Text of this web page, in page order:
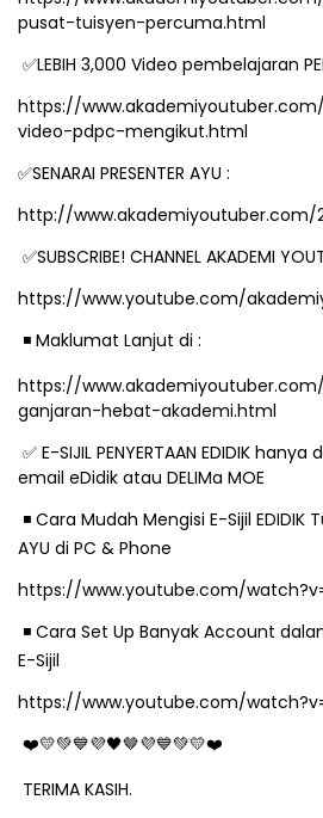
pusat-tuisyen-percuma.html
✅LEBIH 3,000 Video pembelajaran
https://
video-pdpc-mengikut.html
✅SENARAI PRESENTER AYU :
http://
✅SUBSCRIBE! CHANNEL AKADEMI
https://www.youtube.com/
◾ ️ Maklumat Lanjut di :
https://
ganjaran-hebat-akademi.html
✅ E-SIJIL PENYERTAAN EDIDIK
email eDidik atau DELIMa MOE
◾ Cara Mudah Mengisi E-Sijil
AYU di PC & Phone
https://www.youtube.com/
◾ Cara Set Up Banyak Account
E-Sijil
https://www.youtube.com/
❤💛💚💙💜🖤🤎💜💙💚💛❤
TERIMA KASIH.